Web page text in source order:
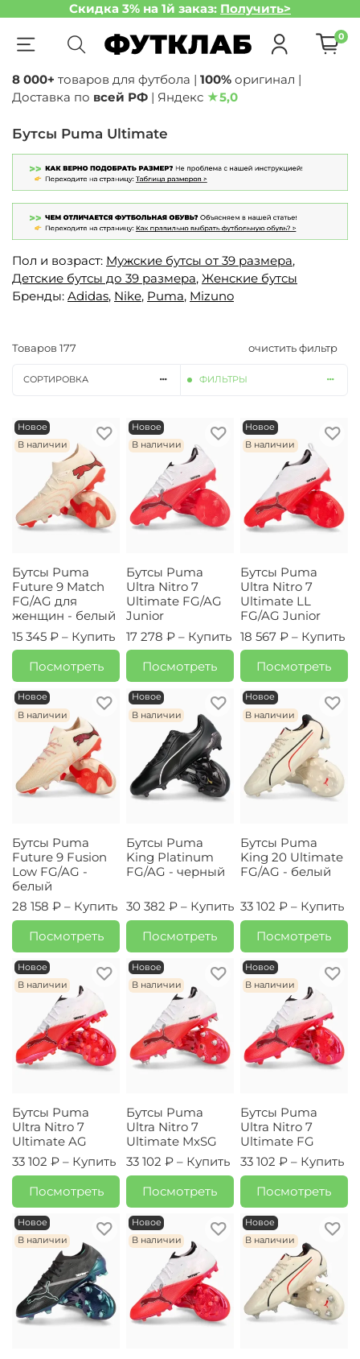
Скидка 3% на 1й заказ: Получить>
0
8 000+ товаров для футбола | 100% оригинал |
Доставка по всей РФ | Яндекс ★5,0
Бутсы Puma Ultimate
Пол и возраст: Мужские бутсы от 39 размера,
Детские бутсы до 39 размера, Женские бутсы
Бренды: Adidas, Nike, Puma, Mizuno
Товаров 177 очистить фильтр
СОРТИРОВКА ФИЛЬТРЫ
Новое
В наличии
Бутсы Puma
Future 9 Match
FG/AG для
женщин - белый
15 345 ₽ – Купить
Посмотреть
Новое
В наличии
Бутсы Puma
Ultra Nitro 7
Ultimate FG/AG
Junior
17 278 ₽ – Купить
Посмотреть
Новое
В наличии
Бутсы Puma
Ultra Nitro 7
Ultimate LL
FG/AG Junior
18 567 ₽ – Купить
Посмотреть
Новое
В наличии
Бутсы Puma
Future 9 Fusion
Low FG/AG -
белый
28 158 ₽ – Купить
Посмотреть
Новое
В наличии
Бутсы Puma
King Platinum
FG/AG - черный
30 382 ₽ – Купить
Посмотреть
Новое
В наличии
Бутсы Puma
King 20 Ultimate
FG/AG - белый
33 102 ₽ – Купить
Посмотреть
Новое
В наличии
Бутсы Puma
Ultra Nitro 7
Ultimate AG
33 102 ₽ – Купить
Посмотреть
Новое
В наличии
Бутсы Puma
Ultra Nitro 7
Ultimate MxSG
33 102 ₽ – Купить
Посмотреть
Новое
В наличии
Бутсы Puma
Ultra Nitro 7
Ultimate FG
33 102 ₽ – Купить
Посмотреть
Новое
В наличии
Новое
В наличии
Новое
В наличии